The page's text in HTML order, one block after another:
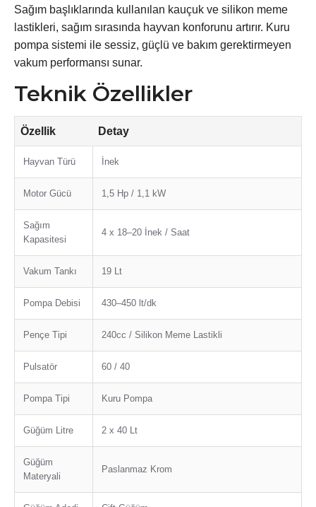
Sağım başlıklarında kullanılan kauçuk ve silikon meme
lastikleri, sağım sırasında hayvan konforunu artırır. Kuru
pompa sistemi ile sessiz, güçlü ve bakım gerektirmeyen
vakum performansı sunar.
Teknik Özellikler
Özellik Detay
Hayvan Türü İnek
Motor Gücü 1,5 Hp / 1,1 kW
Sağım
Kapasitesi
4 x 18–20 İnek / Saat
Vakum Tankı 19 Lt
Pompa Debisi 430–450 lt/dk
Pençe Tipi 240cc / Silikon Meme Lastikli
Pulsatör 60 / 40
Pompa Tipi Kuru Pompa
Güğüm Litre 2 x 40 Lt
Güğüm
Materyali
Paslanmaz Krom